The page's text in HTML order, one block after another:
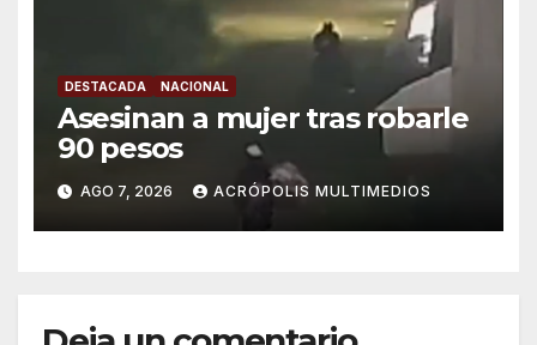
DESTACADA NACIONAL
Asesinan a mujer tras robarle
90 pesos
AGO 7, 2026 ACRÓPOLIS MULTIMEDIOS